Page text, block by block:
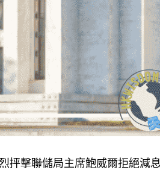
抨擊聯儲局主席鮑威爾拒絕減